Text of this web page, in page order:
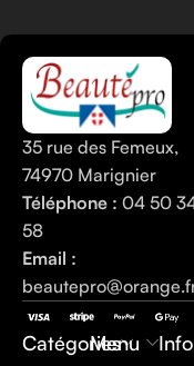
35 rue des Femeux,
74970 Marignier
Téléphone : 04 50
58
Email :
Catégories
Menu Info